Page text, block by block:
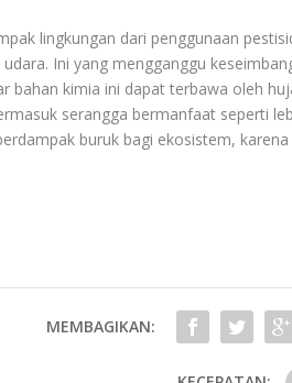
lingkungan dari penggunaan
Ini yang mengganggu
bahan kimia ini dapat terbawa oleh
serangga bermanfaat seperti
buruk bagi ekosistem,
MEMBAGIKAN: